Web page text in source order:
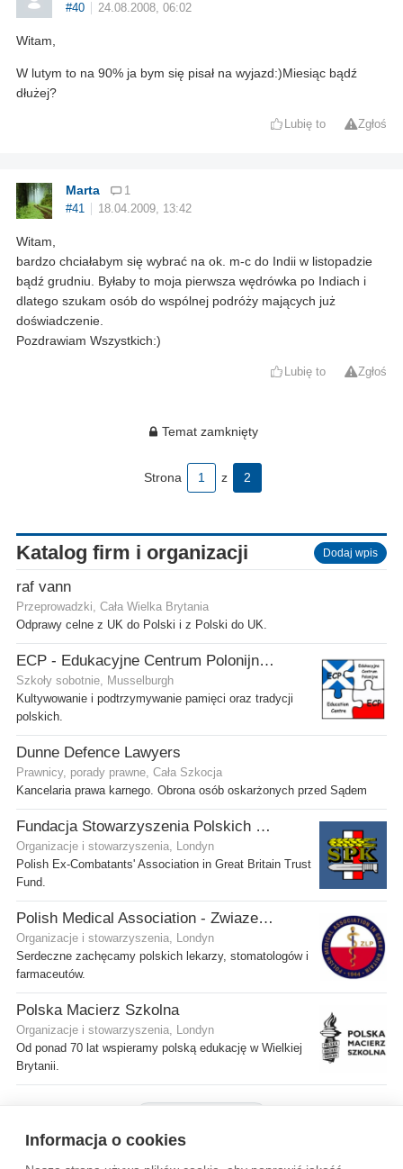
Informacja o cookies
#40
24.08.2008, 06:02
Witam,
W lutym to na 90% ja bym się pisał na wyjazd:)Miesiąc bądź
dłużej?
Lubię to Zgłoś
Marta
1
#41
18.04.2009, 13:42
Witam,
bardzo chciałabym się wybrać na ok. m-c do Indii w listopadzie
bądź grudniu. Byłaby to moja pierwsza wędrówka po Indiach i
dlatego szukam osób do wspólnej podróży mających już
doświadczenie.
Pozdrawiam Wszystkich:)
Lubię to Zgłoś
Temat zamknięty
Strona 1 z 2
Katalog firm i organizacji Dodaj wpis
raf vann
Przeprowadzki, Cała Wielka Brytania
Odprawy celne z UK do Polski i z Polski do UK.
ECP - Edukacyjne Centrum Polonijne SCIO - Musselburgh
Szkoły sobotnie, Musselburgh
Kultywowanie i podtrzymywanie pamięci oraz tradycji
polskich.
Dunne Defence Lawyers
Prawnicy, porady prawne, Cała Szkocja
Kancelaria prawa karnego. Obrona osób oskarżonych przed Sądem
Fundacja Stowarzyszenia Polskich Kombatantów w Wielkiej Brytanii
Organizacje i stowarzyszenia, Londyn
Polish Ex-Combatants' Association in Great Britain Trust
Fund.
Polish Medical Association - Zwiazek Lekarzy Polskich w Wielkiej Brytanii
Organizacje i stowarzyszenia, Londyn
Serdeczne zachęcamy polskich lekarzy, stomatologów i
farmaceutów.
Polska Macierz Szkolna
Organizacje i stowarzyszenia, Londyn
Od ponad 70 lat wspieramy polską edukację w Wielkiej
Brytanii.